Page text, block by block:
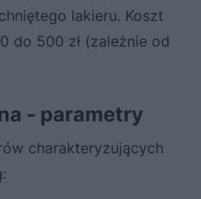
lakieru. Koszt
do 500 zł (zależnie od
- parametry
charakteryzujących